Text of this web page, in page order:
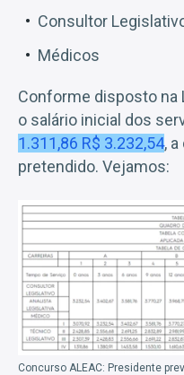
Consultor
Médicos
Conforme disposto na
o salário inicial dos
1.311,86 R$ 3.232,54,
pretendido. Vejamos:
Concurso ALEAC: Presidente